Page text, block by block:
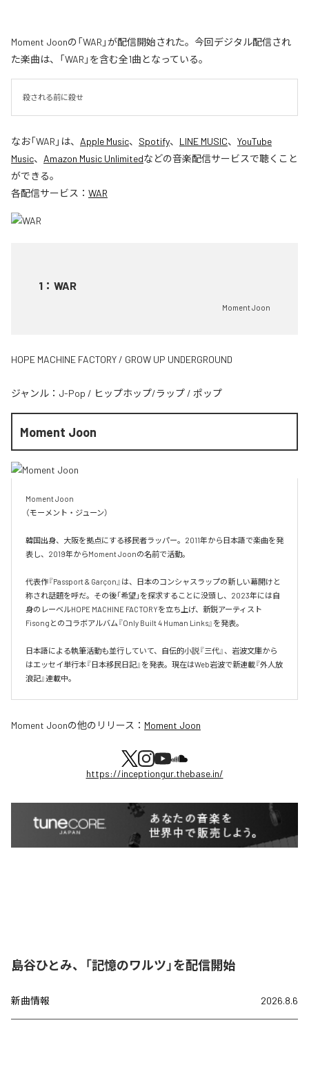
Moment Joonの「WAR」が配信開始された。今回デジタル配信され
た楽曲は、「WAR」を含む全1曲となっている。
殺される前に殺せ
なお「WAR 」は、 Apple Music、 Spotify、 LINE MUSIC、 YouTube
Music、 Amazon Music Unlimitedなどの音楽配信サービスで聴くこと
ができる。
各配信サービス： WAR
1 ： WAR
Moment Joon
HOPE MACHINE FACTORY / GROW UP UNDERGROUND
ジャンル： J-Pop / ヒップホップ/ラップ / ポップ
Moment Joon
Moment Joon
（モーメント・ジューン）
韓国出身、大阪を拠点にする移民者ラッパー。2011年から日本語で楽曲を発
表し、2019年からMoment Joonの名前で活動。
代表作『Passport & Garçon』は、日本のコンシャスラップの新しい幕開けと
称され話題を呼だ。その後「希望」を探求することに没頭し、2023年には自
身のレーベルHOPE MACHINE FACTORYを立ち上げ、新鋭アーティスト
Fisongとのコラボアルバム『Only Built 4 Human Links』を発表。
日本語による執筆活動も並行していて、自伝的小説『三代』、岩波文庫から
はエッセイ単行本『日本移民日記』を発表。現在はWeb岩波で新連載『外人放
浪記』連載中。
Moment Joonの他のリリース： Moment Joon
https://inceptiongur.thebase.in/
島谷ひとみ、「記憶のワルツ」を配信開始
新曲情報 2026.8.6